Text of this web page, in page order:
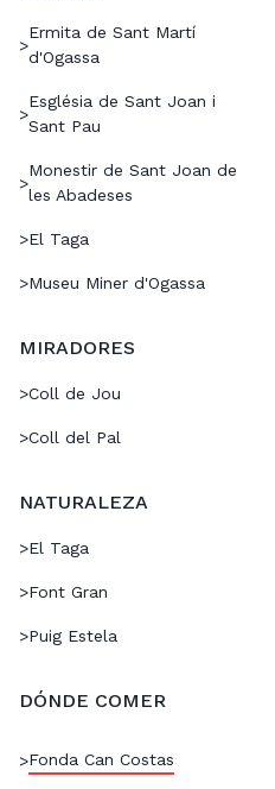
>
Ermita de Sant Martí
d'Ogassa
>
Església de Sant Joan i
Sant Pau
>
Monestir de Sant Joan de
les Abadeses
>El Taga
>Museu Miner d'Ogassa
MIRADORES
>Coll de Jou
>Coll del Pal
NATURALEZA
>El Taga
>Font Gran
>Puig Estela
DÓNDE COMER
>Fonda Can Costas